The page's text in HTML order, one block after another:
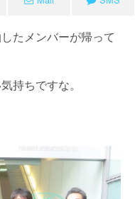
たメンバーが帰って
持ちですな。